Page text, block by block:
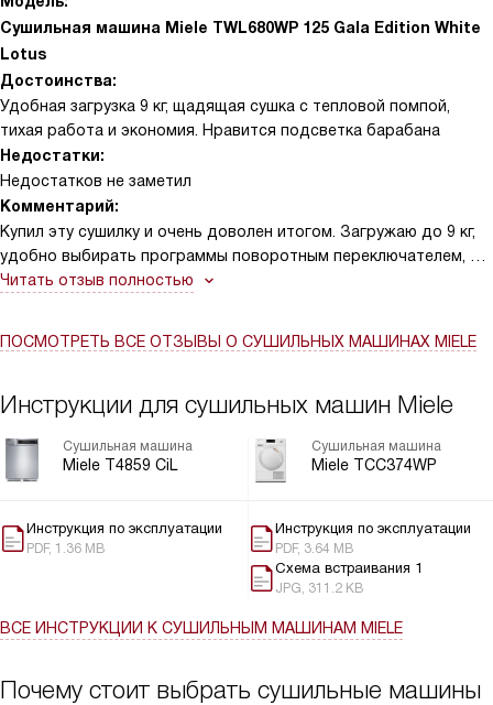
режимы для деликатных тканей и спецпрограммы для
спортивной одежды и обуви — всё выходит сухим, но без
усадки и потертостей.
Сушильная машина Miele TWL680WP 125 Gala Edition White
Lotus
Достоинства:
Удобная загрузка 9 кг, щадящая сушка с тепловой помпой,
тихая работа и экономия. Нравится подсветка барабана
Недостатки:
Недостатков не заметил
Комментарий:
Купил эту сушилку и очень доволен итогом. Загружаю до 9 кг,
удобно выбирать программы поворотным переключателем, а
настройки вижу на дисплее ComfortSensor. Тепловая помпа и
позволила добавить забытые майки, отложенный старт на 1–24
FragranceDos с двумя капсулами — мелочи, но приятные.
рубашки свежими. Тишина работы, мотор ProfiEco и
SilenceDrum заметно комфортнее. Контейнер для конденсата и
простое, установка гибкая.
Читать отзыв полностью
ПОСМОТРЕТЬ ВСЕ ОТЗЫВЫ О СУШИЛЬНЫХ МАШИНАХ MIELE
Инструкции для сушильных машин Miele
Сушильная машина
Miele T4859 CiL
Инструкция по эксплуатации
PDF, 1.36 MB
Сушильная машина
Miele TCC374WP
Инструкция по эксплуатации
PDF, 3.64 MB
Схема встраивания 1
JPG, 311.2 KB
ВСЕ ИНСТРУКЦИИ К СУШИЛЬНЫМ МАШИНАМ MIELE
Почему стоит выбрать сушильные машины